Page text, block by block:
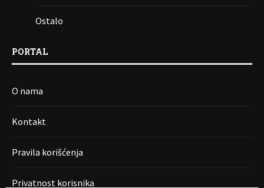
Ostalo
PORTAL
O nama
Kontakt
Pravila korišćenja
Privatnost korisnika